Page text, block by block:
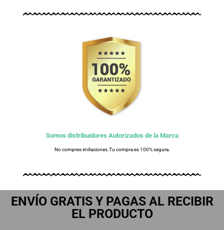
Somos distribuidores Autorizados de la Marca
No compres imitaciones.Tu compra es 100% segura.
ENVÍO GRATIS Y PAGAS AL RECIBIR
EL PRODUCTO